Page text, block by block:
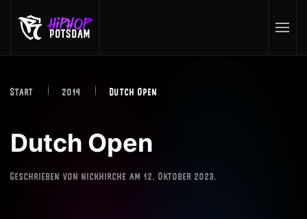
Skip to main content
Start 2014 Dutch Open
Dutch Open
Geschrieben von nickhirche am 12. Oktober 2023.